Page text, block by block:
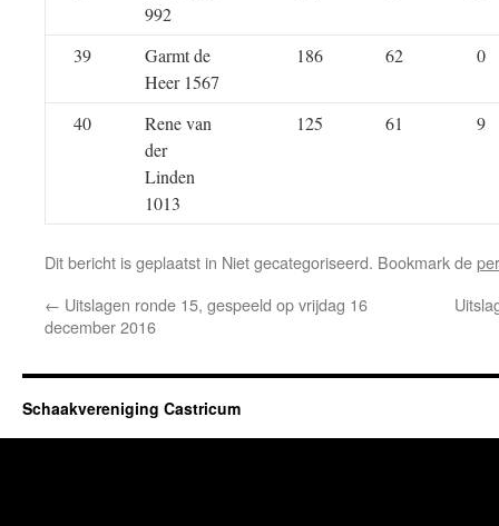
992
39
Garmt de
Heer 1567
186 62 0
40
Rene van
der
Linden
1013
125 61 9
Dit bericht is geplaatst in Niet gecategoriseerd. Bookmark de
← Uitslagen ronde 15, gespeeld op vrijdag 16
december 2016
Schaakvereniging Castricum